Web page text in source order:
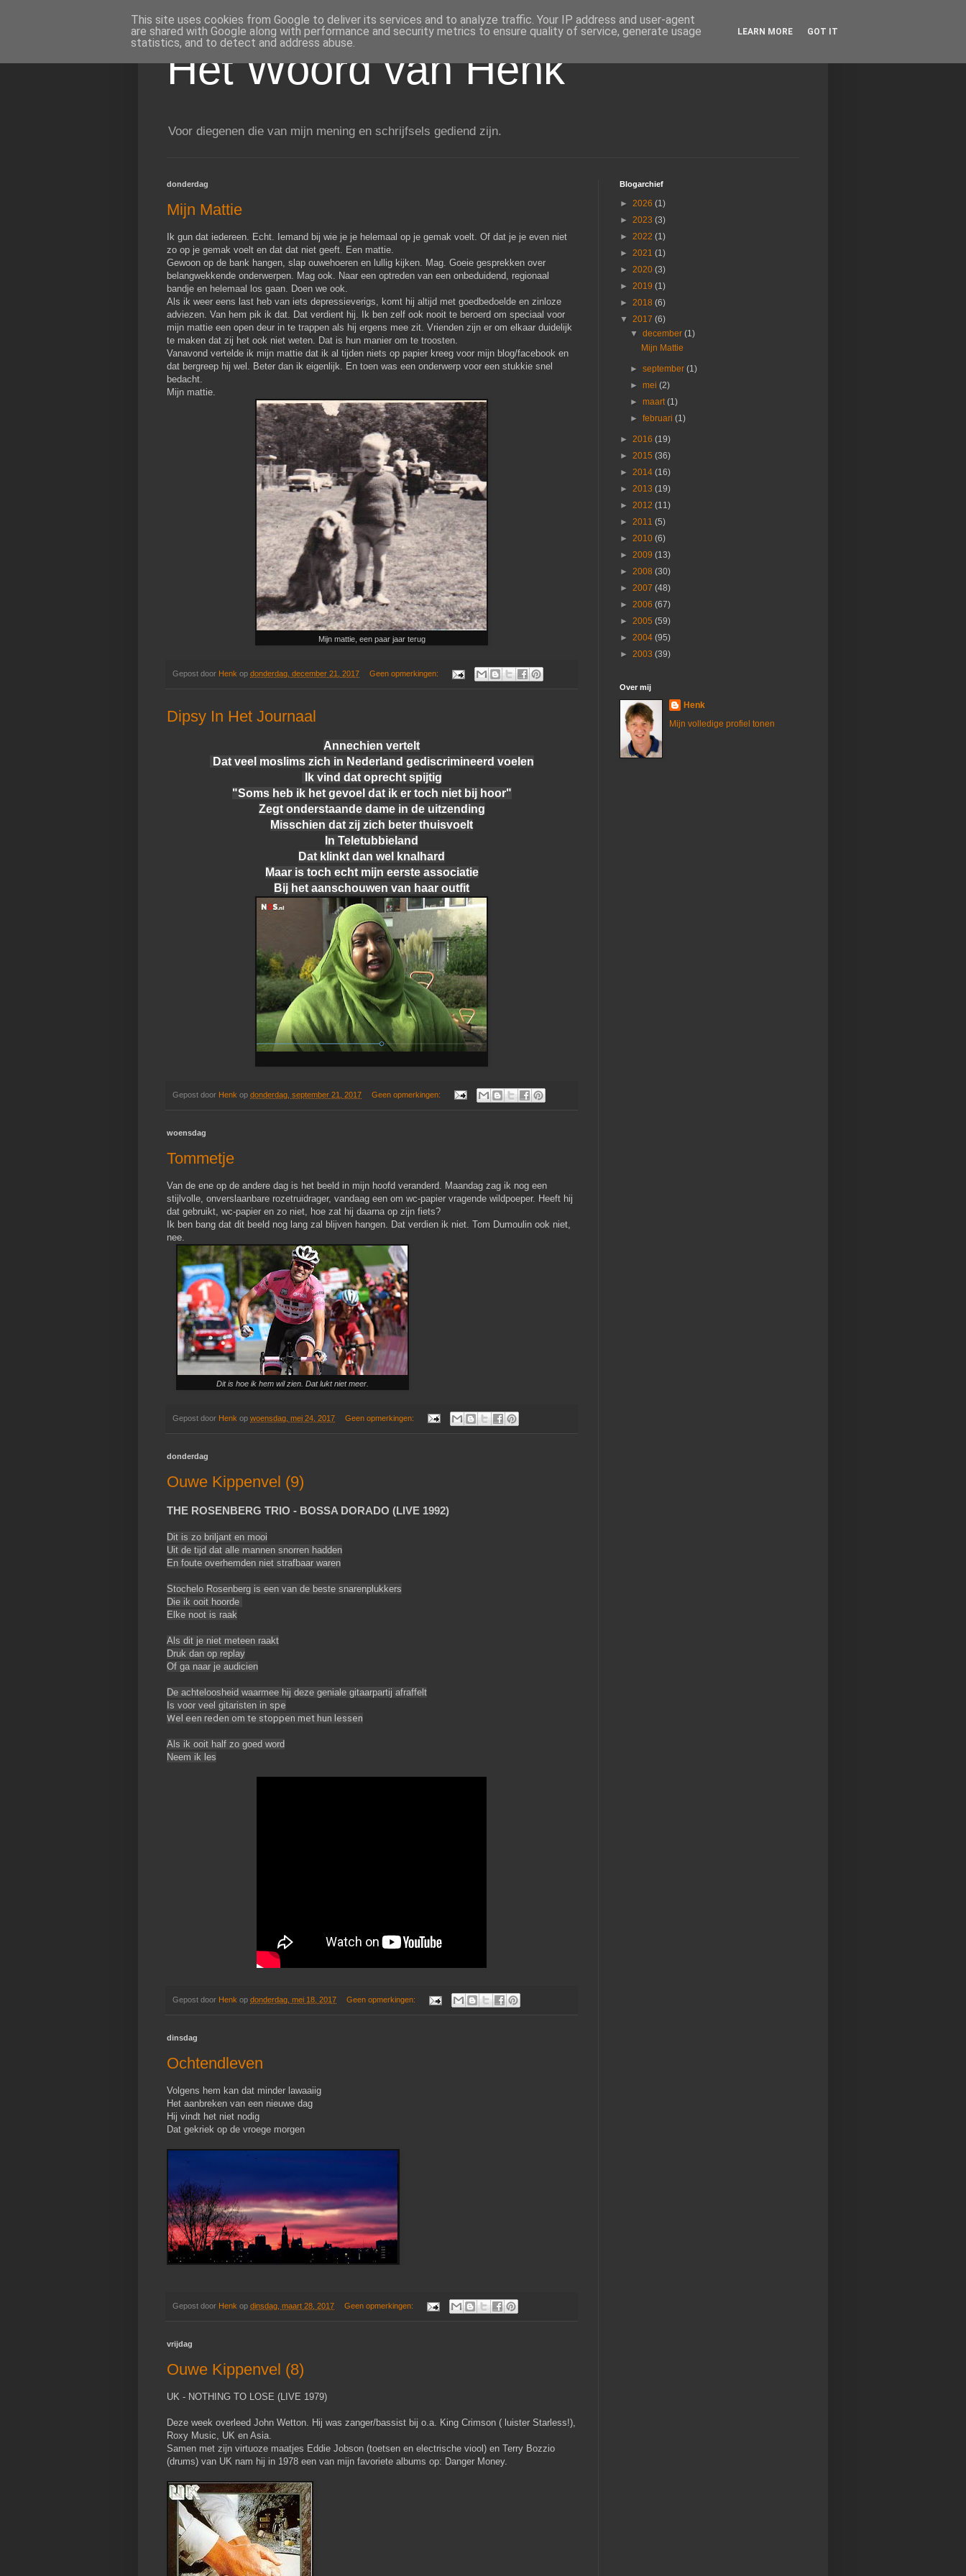
Het Woord van Henk
Voor diegenen die van mijn mening en schrijfsels gediend zijn.
donderdag
Mijn Mattie
Ik gun dat iedereen. Echt. Iemand bij wie je je helemaal op je gemak voelt. Of dat je je even niet
zo op je gemak voelt en dat dat niet geeft. Een mattie.
Gewoon op de bank hangen, slap ouwehoeren en lullig kijken. Mag. Goeie gesprekken over
belangwekkende onderwerpen. Mag ook. Naar een optreden van een onbeduidend, regionaal
bandje en helemaal los gaan. Doen we ook.
Als ik weer eens last heb van iets depressieverigs, komt hij altijd met goedbedoelde en zinloze
adviezen. Van hem pik ik dat. Dat verdient hij. Ik ben zelf ook nooit te beroerd om speciaal voor
mijn mattie een open deur in te trappen als hij ergens mee zit. Vrienden zijn er om elkaar duidelijk
te maken dat zij het ook niet weten. Dat is hun manier om te troosten.
Vanavond vertelde ik mijn mattie dat ik al tijden niets op papier kreeg voor mijn blog/facebook en
dat bergreep hij wel. Beter dan ik eigenlijk. En toen was een onderwerp voor een stukkie snel
bedacht.
Mijn mattie.
Mijn mattie, een paar jaar terug
Gepost door Henk op donderdag, december 21, 2017 Geen opmerkingen:
Dipsy In Het Journaal
Annechien vertelt
Dat veel moslims zich in Nederland gediscrimineerd voelen
Ik vind dat oprecht spijtig
"Soms heb ik het gevoel dat ik er toch niet bij hoor"
Zegt onderstaande dame in de uitzending
Misschien dat zij zich beter thuisvoelt
In Teletubbieland
Dat klinkt dan wel knalhard
Maar is toch echt mijn eerste associatie
Bij het aanschouwen van haar outfit
Gepost door Henk op donderdag, september 21, 2017 Geen opmerkingen:
woensdag
Tommetje
Van de ene op de andere dag is het beeld in mijn hoofd veranderd. Maandag zag ik nog een
stijlvolle, onverslaanbare rozetruidrager, vandaag een om wc-papier vragende wildpoeper. Heeft hij
dat gebruikt, wc-papier en zo niet, hoe zat hij daarna op zijn fiets?
Ik ben bang dat dit beeld nog lang zal blijven hangen. Dat verdien ik niet. Tom Dumoulin ook niet,
nee.
Dit is hoe ik hem wil zien. Dat lukt niet meer.
Gepost door Henk op woensdag, mei 24, 2017 Geen opmerkingen:
donderdag
Ouwe Kippenvel (9)
THE ROSENBERG TRIO - BOSSA DORADO (LIVE 1992)
Dit is zo briljant en mooi
Uit de tijd dat alle mannen snorren hadden
En foute overhemden niet strafbaar waren
Stochelo Rosenberg is een van de beste snarenplukkers
Die ik ooit hoorde
Elke noot is raak
Als dit je niet meteen raakt
Druk dan op replay
Of ga naar je audicien
De achteloosheid waarmee hij deze geniale gitaarpartij afraffelt
Is voor veel gitaristen in spe
Wel een reden om te stoppen met hun lessen
Als ik ooit half zo goed word
Neem ik les
Gepost door Henk op donderdag, mei 18, 2017 Geen opmerkingen:
dinsdag
Ochtendleven
Volgens hem kan dat minder lawaaiig
Het aanbreken van een nieuwe dag
Hij vindt het niet nodig
Dat gekriek op de vroege morgen
Gepost door Henk op dinsdag, maart 28, 2017 Geen opmerkingen:
vrijdag
Ouwe Kippenvel (8)
UK - NOTHING TO LOSE (LIVE 1979)
Deze week overleed John Wetton. Hij was zanger/bassist bij o.a. King Crimson ( luister Starless!),
Roxy Music, UK en Asia.
Samen met zijn virtuoze maatjes Eddie Jobson (toetsen en electrische viool) en Terry Bozzio
(drums) van UK nam hij in 1978 een van mijn favoriete albums op: Danger Money.
Blogarchief
► 2026 (1)
► 2023 (3)
► 2022 (1)
► 2021 (1)
► 2020 (3)
► 2019 (1)
► 2018 (6)
▼ 2017 (6)
▼december(1)
Mijn Mattie
►september(1)
►mei(2)
►maart(1)
►februari(1)
► 2016 (19)
► 2015 (36)
► 2014 (16)
► 2013 (19)
► 2012 (11)
► 2011 (5)
► 2010 (6)
► 2009 (13)
► 2008 (30)
► 2007 (48)
► 2006 (67)
► 2005 (59)
► 2004 (95)
► 2003 (39)
Over mij
Henk
Mijn volledige profiel tonen
This site uses cookies from Google to deliver its services and to analyze traffic. Your IP address and user-agent
are shared with Google along with performance and security metrics to ensure quality of service, generate usage
statistics, and to detect and address abuse.
LEARN MORE GOT IT